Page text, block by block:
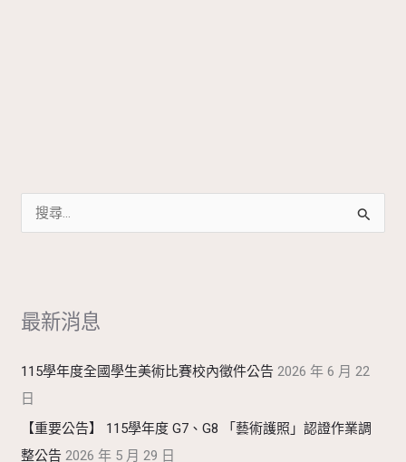
字
最新消息
115學年度全國學生美術比賽校內徵件公告 2026 年 6 月 22
日
【重要公告】 115學年度 G7、G8 「藝術護照」認證作業調
整公告 2026 年 5 月 29 日